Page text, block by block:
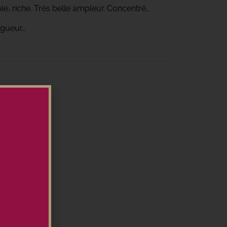
riche. Très belle ampleur. Concentré…